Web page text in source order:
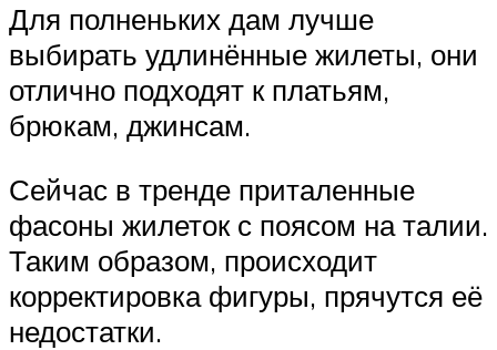
Для полненьких дам лучше
выбирать удлинённые жилеты, они
отлично подходят к платьям,
брюкам, джинсам.
Сейчас в тренде приталенные
фасоны жилеток с поясом на талии.
Таким образом, происходит
корректировка фигуры, прячутся её
недостатки.